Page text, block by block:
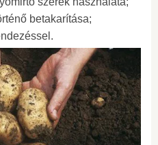
betakarítása;